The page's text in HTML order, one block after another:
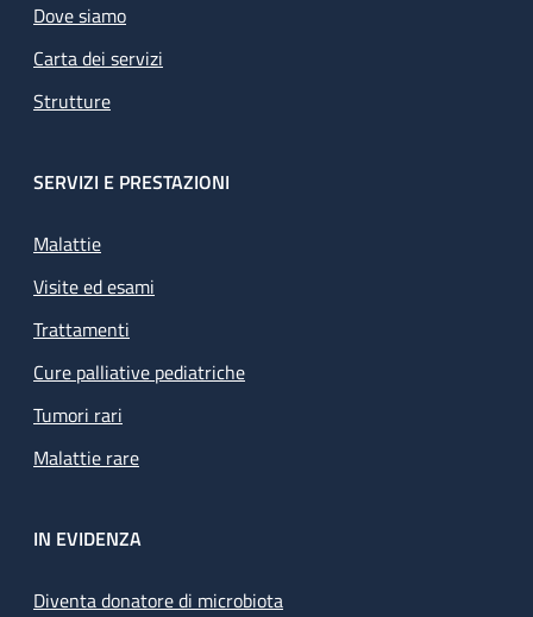
Dove siamo
Carta dei servizi
Strutture
SERVIZI E PRESTAZIONI
Malattie
Visite ed esami
Trattamenti
Cure palliative pediatriche
Tumori rari
Malattie rare
IN EVIDENZA
Diventa donatore di microbiota